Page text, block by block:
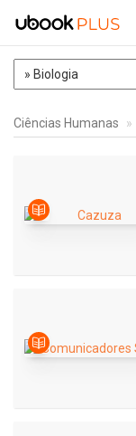
Ciências Humanas